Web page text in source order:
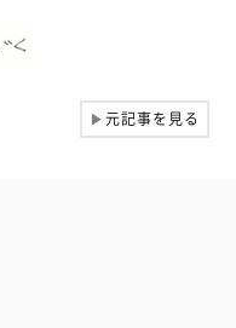
▶元記事を見る